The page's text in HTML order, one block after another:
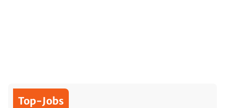
Top-Jobs